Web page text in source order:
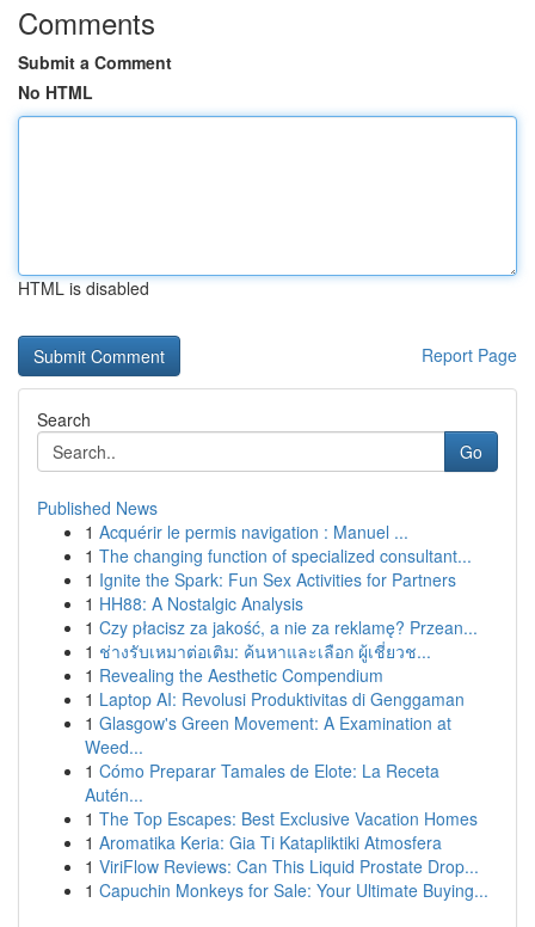
Comments
Submit a Comment
No HTML
HTML is disabled
Report Page
Search
Go
Published News
1 Acquérir le permis navigation : Manuel ...
1 The changing function of specialized consultant...
1 Ignite the Spark: Fun Sex Activities for Partners
1 HH88: A Nostalgic Analysis
1 Czy płacisz za jakość, a nie za reklamę? Przean...
1 ช่างรับเหมาต่อเติม: ค้นหาและเลือก ผู้เชี่ยวช...
1 Revealing the Aesthetic Compendium
1 Laptop AI: Revolusi Produktivitas di Genggaman
1 Glasgow's Green Movement: A Examination at
Weed...
1 Cómo Preparar Tamales de Elote: La Receta
Autén...
1 The Top Escapes: Best Exclusive Vacation Homes
1 Aromatika Keria: Gia Ti Katapliktiki Atmosfera
1 ViriFlow Reviews: Can This Liquid Prostate Drop...
1 Capuchin Monkeys for Sale: Your Ultimate Buying...